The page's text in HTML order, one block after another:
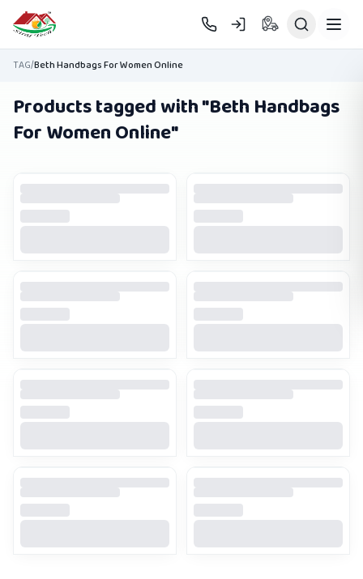
Skip to main content
TAG/Beth Handbags For Women Online
Products tagged with "Beth Handbags
For Women Online"